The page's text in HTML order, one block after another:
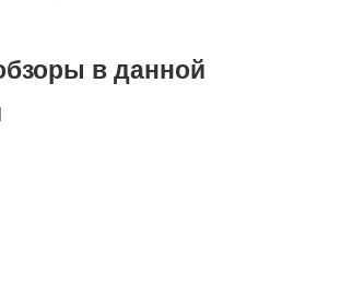
в данной